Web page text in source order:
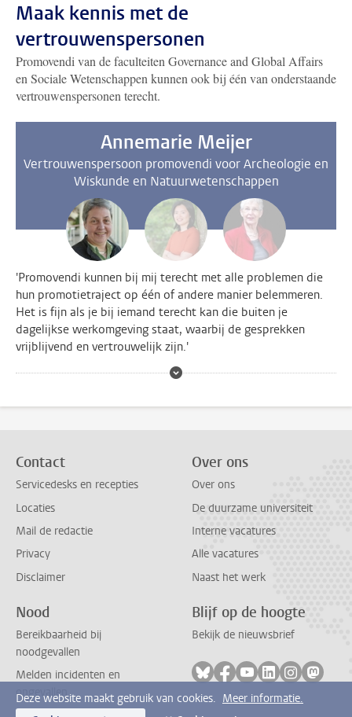
Maak kennis met de
vertrouwenspersonen
Promovendi van de faculteiten Governance and Global Affairs
en Sociale Wetenschappen kunnen ook bij één van onderstaande
vertrouwenspersonen terecht.
Annemarie Meijer
Vertrouwenspersoon promovendi voor Archeologie en
Wiskunde en Natuurwetenschappen
'Promovendi kunnen bij mij terecht met alle problemen die
hun promotietraject op één of andere manier belemmeren.
Het is fijn als je bij iemand terecht kan die buiten je
dagelijkse werkomgeving staat, waarbij de gesprekken
vrijblijvend en vertrouwelijk zijn.'
Contact
Servicedesks en recepties
Locaties
Mail de redactie
Privacy
Disclaimer
Over ons
Over ons
De duurzame universiteit
Interne vacatures
Alle vacatures
Naast het werk
Nood
Bereikbaarheid bij
noodgevallen
Melden incidenten en
ongevallen
Blijf op de hoogte
Bekijk de nieuwsbrief
Volg ons op bluesky
Volg ons op facebook
Volg ons op
Volg ons op
Volg ons
Volg
Deze website maakt gebruik van cookies. Meer informatie.